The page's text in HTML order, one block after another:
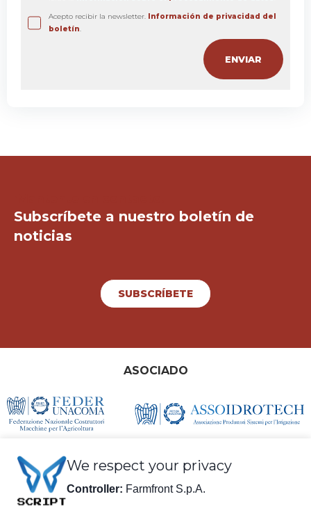
Acepto recibir la newsletter. Información de privacidad del
boletín.
Subscríbete a nuestro boletín de
noticias
SUBSCRÍBETE
ASOCIADO
We respect your privacy
Controller: Farmfront S.p.A.